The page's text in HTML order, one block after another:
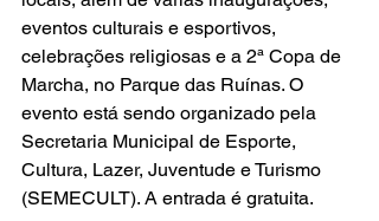
eventos culturais e esportivos,
celebrações religiosas e a 2ª Copa de
Marcha, no Parque das Ruínas. O
evento está sendo organizado pela
Secretaria Municipal de Esporte,
Cultura, Lazer, Juventude e Turismo
(SEMECULT). A entrada é gratuita.